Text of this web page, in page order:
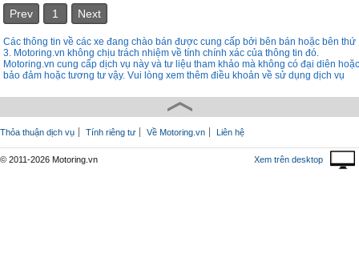
Prev 1 Next
Các thông tin về các xe đang chào bán được cung cấp bởi bên bán hoặc bên thứ
3. Motoring.vn không chịu trách nhiệm về tính chính xác của thông tin đó.
Motoring.vn cung cấp dịch vụ này và tư liệu tham khảo mà không có đại diên hoặc
bảo đảm hoặc tương tư vậy. Vui lòng xem thêm điều khoản về sử dụng dịch vụ
Thỏa thuận dịch vụ Tính riêng tư Về Motoring.vn Liên hệ
© 2011-2026 Motoring.vn Xem trên desktop